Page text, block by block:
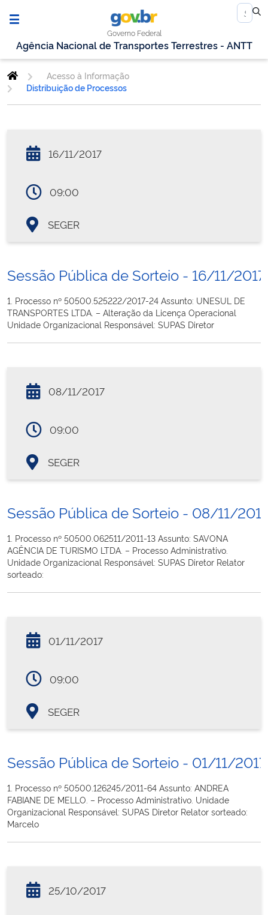
Governo Federal
Agência Nacional de Transportes Terrestres - ANTT
Acesso à Informação
Distribuição de Processos
16/11/2017
09:00
SEGER
Sessão Pública de Sorteio - 16/11/2017
1. Processo nº 50500.525222/2017-24 Assunto: UNESUL DE
TRANSPORTES LTDA. – Alteração da Licença Operacional
Unidade Organizacional Responsável: SUPAS Diretor
08/11/2017
09:00
SEGER
Sessão Pública de Sorteio - 08/11/
1. Processo nº 50500.062511/2011-13 Assunto: SAVONA
AGÊNCIA DE TURISMO LTDA. – Processo Administrativo.
Unidade Organizacional Responsável: SUPAS Diretor Relator
sorteado:
01/11/2017
09:00
SEGER
Sessão Pública de Sorteio - 01/11/2017
1. Processo nº 50500.126245/2011-64 Assunto: ANDREA
FABIANE DE MELLO. – Processo Administrativo. Unidade
Organizacional Responsável: SUPAS Diretor Relator sorteado:
Marcelo
25/10/2017